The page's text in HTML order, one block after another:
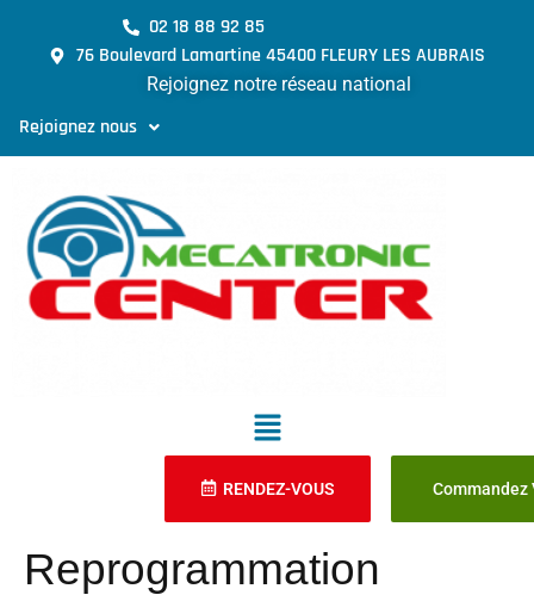
02 18 88 92 85
76 Boulevard Lamartine 45400 FLEURY LES AUBRAIS
Rejoignez notre réseau national
Rejoignez nous
RENDEZ-VOUS Commandez
Reprogrammation